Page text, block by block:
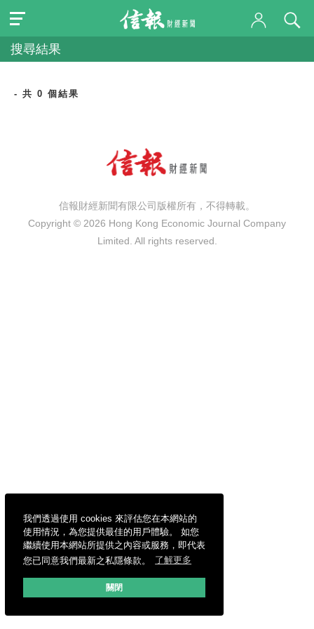
我們透過使用 cookies 來評估您在本網站的
使用情況，為您提供最佳的用戶體驗。 如您
繼續使用本網站所提供之內容或服務，即代表
您已同意我們最新之私隱條款。
了解更多
關閉
搜尋結果
- 共 0 個結果
信報財經新聞有限公司版權所有，不得轉載。
Copyright © 2026 Hong Kong Economic Journal Company
Limited. All rights reserved.